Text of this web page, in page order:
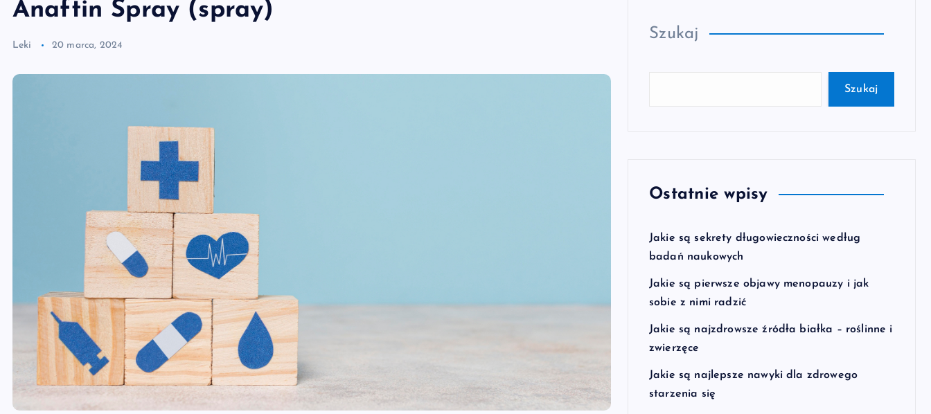
Anaftin Spray (spray)
Leki 20 marca, 2024
Szukaj
Szukaj
Ostatnie wpisy
Jakie są sekrety długowieczności według
badań naukowych
Jakie są pierwsze objawy menopauzy i jak
sobie z nimi radzić
Jakie są najzdrowsze źródła białka – roślinne i
zwierzęce
Jakie są najlepsze nawyki dla zdrowego
starzenia się